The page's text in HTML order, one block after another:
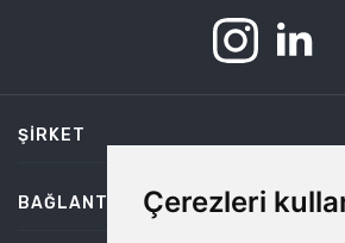
Çerezleri
ŞIRKET
BAĞLANTILAR